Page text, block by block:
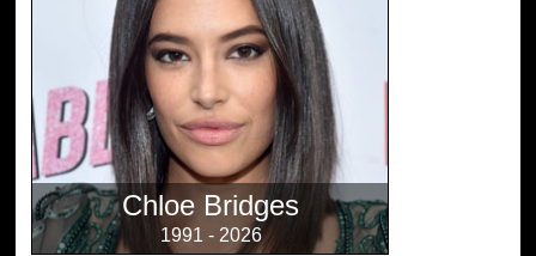
Chloe Bridges
1991 - 2026